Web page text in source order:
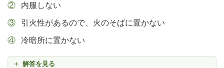
内服しない
引火性があるので、火のそばに置かない
冷暗所に置かない
解答を見る